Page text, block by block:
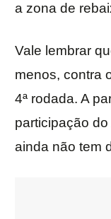
a zona de
Vale lembrar
menos, contra
4ª rodada. A
participação
ainda não tem